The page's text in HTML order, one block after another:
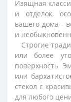
Изящная
и отделок,
вашего дома -
и
Строгие
или более
поверхность
или
стекол с
для любого